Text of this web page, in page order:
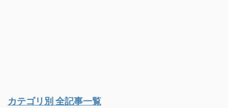
カテゴリ別 全記事一覧